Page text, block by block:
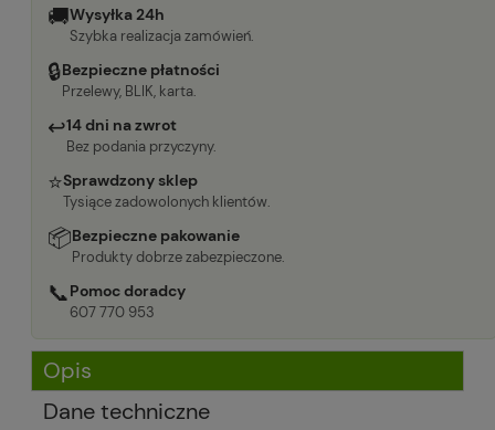
🚚Wysyłka 24h
Szybka realizacja zamówień.
🔒Bezpieczne płatności
Przelewy, BLIK, karta.
↩14 dni na zwrot
Bez podania przyczyny.
⭐Sprawdzony sklep
Tysiące zadowolonych klientów.
📦Bezpieczne pakowanie
Produkty dobrze zabezpieczone.
📞Pomoc doradcy
607 770 953
Opis
Dane techniczne